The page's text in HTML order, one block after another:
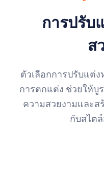
การปรับ
ส
ตัวเลือกการปรับแต่
การตกแต่ง ช่วยให้บู
ความสวยงามและ
กับสไต